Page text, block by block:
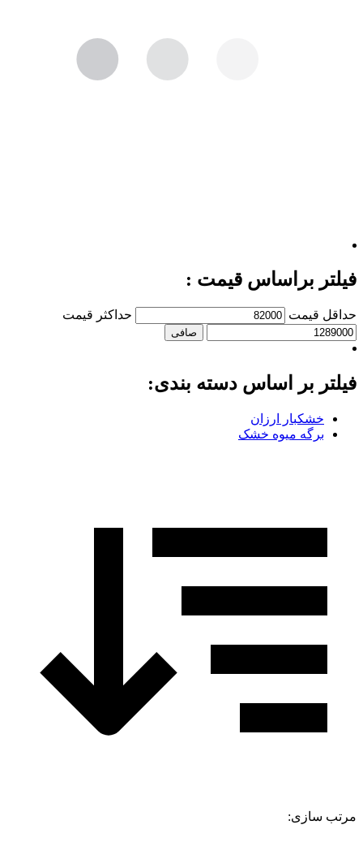
فیلتر براساس قیمت :
حداقل قیمت حداكثر قيمت
صافی
فیلتر بر اساس دسته بندی:
خشکبار ارزان
برگه میوه خشک
مرتب سازی: